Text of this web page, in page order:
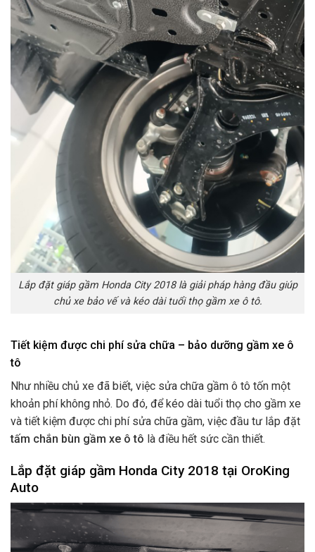
Lắp đặt giáp gầm Honda City 2018 là giải pháp hàng đầu giúp
chủ xe bảo vế và kéo dài tuổi thọ gầm xe ô tô.
Tiết kiệm được chi phí sửa chữa – bảo dưỡng gầm xe ô
tô
Như nhiều chủ xe đã biết, việc sửa chữa gầm ô tô tốn một
khoản phí không nhỏ. Do đó, để kéo dài tuổi thọ cho gầm xe
và tiết kiệm được chi phí sửa chữa gầm, việc đầu tư lắp đặt
tấm chắn bùn gầm xe ô tô là điều hết sức cần thiết.
Lắp đặt giáp gầm Honda City 2018 tại OroKing
Auto